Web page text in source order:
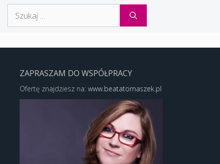
ZAPRASZAM DO WSPÓŁPRACY
Ofertę znajdziesz na: www.beatatomaszek.pl